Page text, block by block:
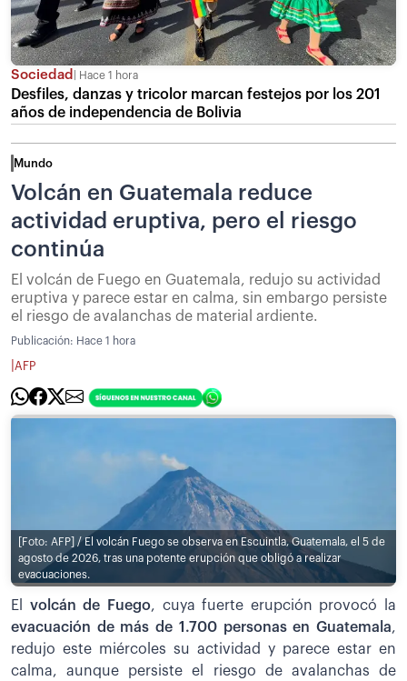
Sociedad Hace 1 hora
Desfiles, danzas y tricolor marcan festejos por los 201
años de independencia de Bolivia
Mundo
Volcán en Guatemala reduce
actividad eruptiva, pero el riesgo
continúa
El volcán de Fuego en Guatemala, redujo su actividad
eruptiva y parece estar en calma, sin embargo persiste
el riesgo de avalanchas de material ardiente.
Publicación: Hace 1 hora
AFP
[Foto: AFP] / El volcán Fuego se observa en Escuintla, Guatemala, el 5 de
agosto de 2026, tras una potente erupción que obligó a realizar
evacuaciones.
El volcán de Fuego, cuya fuerte erupción provocó la
evacuación de más de 1.700 personas en Guatemala,
redujo este miércoles su actividad y parece estar en
calma, aunque persiste el riesgo de avalanchas de